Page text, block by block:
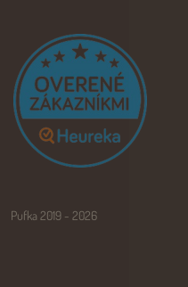
Pufka 2019 - 2026